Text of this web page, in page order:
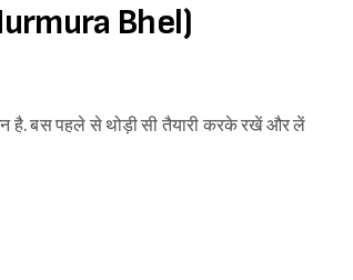
Bhel)
है. बस पहले से थोड़ी सी तैयारी करके रखें और लें